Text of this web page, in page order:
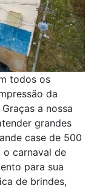
todos os
da
a nossa
grandes
case de 500
carnaval de
para sua
de brindes,